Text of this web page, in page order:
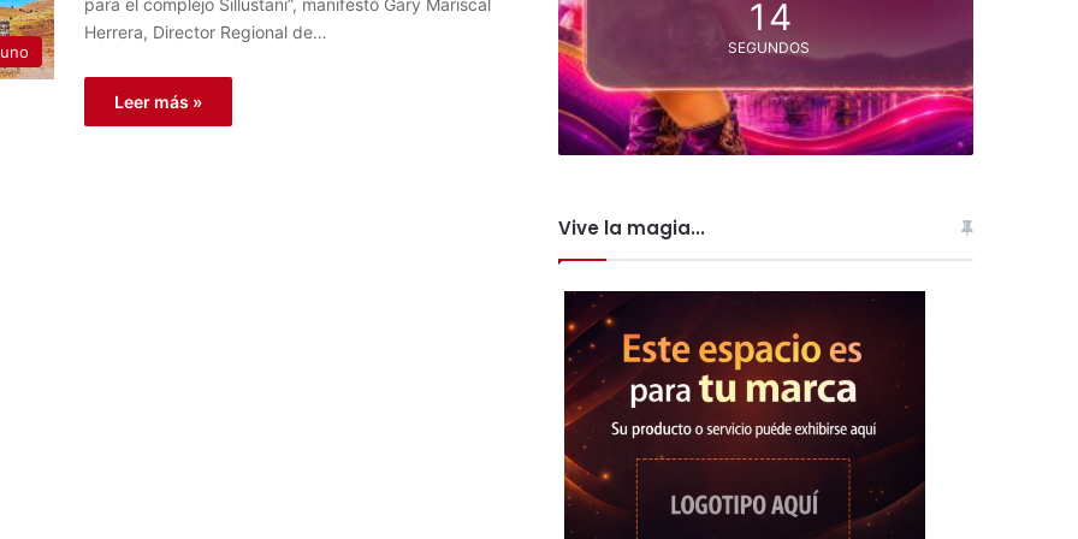
para el complejo Sillustani”, manifestó Gary Mariscal
Herrera, Director Regional de…
Leer más »
13
SEGUNDOS
Vive la magia...